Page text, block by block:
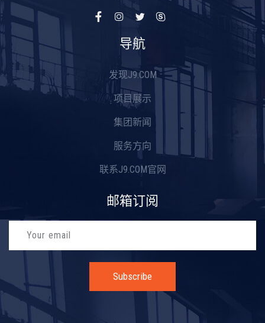
导航
发现J9.COM
项目展示
集团新闻
服务方向
联系J9.COM官网
邮箱订阅
Subscribe